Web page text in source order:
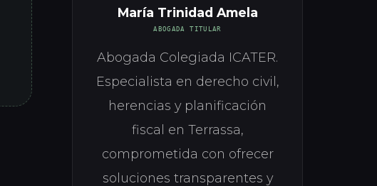
María Trinidad Amela
ABOGADA TITULAR
Abogada Colegiada ICATER.
Especialista en derecho civil,
herencias y planificación
fiscal en Terrassa,
comprometida con ofrecer
soluciones transparentes y